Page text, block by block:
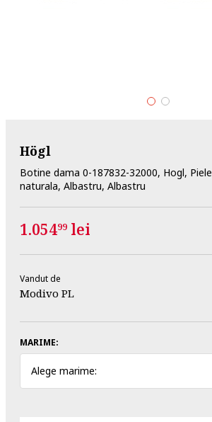
Högl
Botine dama 0-187832-32000, Hogl, Piele
naturala, Albastru, Albastru
1.05499 lei
Vandut de
Modivo PL
MARIME:
Alege marime: